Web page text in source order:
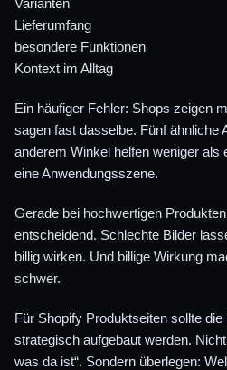
Varianten
Lieferumfang
besondere Funktionen
Kontext im Alltag
Ein häufiger Fehler: Shops zeigen
sagen fast dasselbe. Fünf ähnliche
anderem Winkel helfen weniger als
eine Anwendungsszene.
Gerade bei hochwertigen
entscheidend. Schlechte Bilder
billig wirken. Und billige Wirkung
schwer.
Für Shopify Produktseiten sollte
strategisch aufgebaut werden.
was da ist“. Sondern überlegen: